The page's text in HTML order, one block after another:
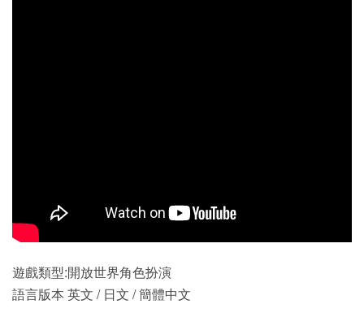
遊戲類型:開放世界角色扮演
語言版本 英文 / 日文 / 簡體中文